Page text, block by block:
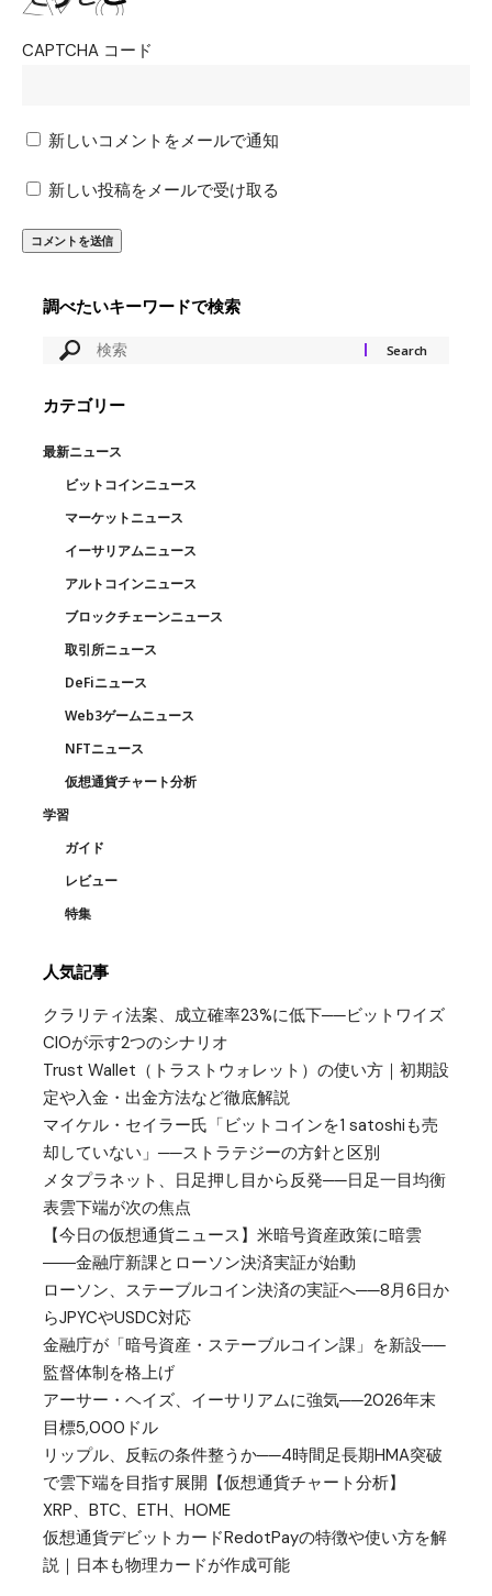
CAPTCHA コード
新しいコメントをメールで通知
新しい投稿をメールで受け取る
調べたいキーワードで検索
カテゴリー
最新ニュース
ビットコインニュース
マーケットニュース
イーサリアムニュース
アルトコインニュース
ブロックチェーンニュース
取引所ニュース
DeFiニュース
Web3ゲームニュース
NFTニュース
仮想通貨チャート分析
学習
ガイド
レビュー
特集
人気記事
クラリティ法案、成立確率23%に低下──ビットワイズ
CIOが示す2つのシナリオ
Trust Wallet（トラストウォレット）の使い方｜初期設
定や入金・出金方法など徹底解説
マイケル・セイラー氏「ビットコインを1 satoshiも売
却していない」──ストラテジーの方針と区別
メタプラネット、日足押し目から反発──日足一目均衡
表雲下端が次の焦点
【今日の仮想通貨ニュース】米暗号資産政策に暗雲
――金融庁新課とローソン決済実証が始動
ローソン、ステーブルコイン決済の実証へ──8月6日か
らJPYCやUSDC対応
金融庁が「暗号資産・ステーブルコイン課」を新設──
監督体制を格上げ
アーサー・ヘイズ、イーサリアムに強気──2026年末
目標5,000ドル
リップル、反転の条件整うか──4時間足長期HMA突破
で雲下端を目指す展開【仮想通貨チャート分析】
XRP、BTC、ETH、HOME
仮想通貨デビットカードRedotPayの特徴や使い方を解
説｜日本も物理カードが作成可能